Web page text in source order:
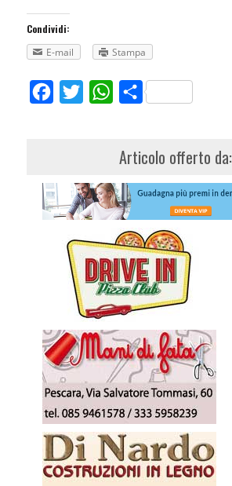
Condividi:
E-mail
Stampa
FacebookTwitterWhatsApp
Share
Articolo offerto da: